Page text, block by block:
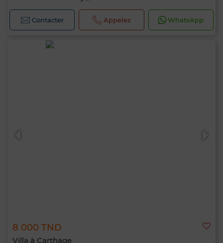
Contacter Appelez WhatsApp
8 000 TND
Villa à Carthage